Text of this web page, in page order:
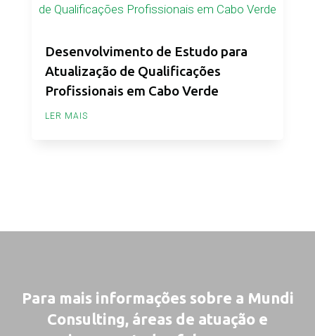
Desenvolvimento de Estudo para
Atualização de Qualificações
Profissionais em Cabo Verde
LER MAIS
Para mais informações sobre a Mundi
Consulting, áreas de atuação e